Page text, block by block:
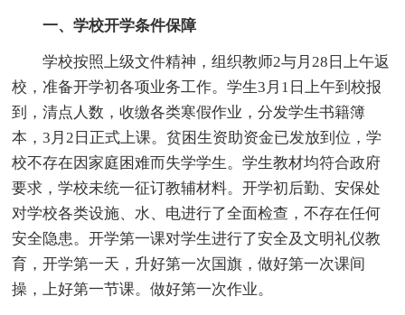
一、学校开学条件保障
学校按照上级文件精神，组织教师2与月28日上午返
校，准备开学初各项业务工作。学生3月1日上午到校报
到，清点人数，收缴各类寒假作业，分发学生书籍簿
本，3月2日正式上课。贫困生资助资金已发放到位，学
校不存在因家庭困难而失学学生。学生教材均符合政府
要求，学校未统一征订教辅材料。开学初后勤、安保处
对学校各类设施、水、电进行了全面检查，不存在任何
安全隐患。开学第一课对学生进行了安全及文明礼仪教
育，开学第一天，升好第一次国旗，做好第一次课间
操，上好第一节课。做好第一次作业。